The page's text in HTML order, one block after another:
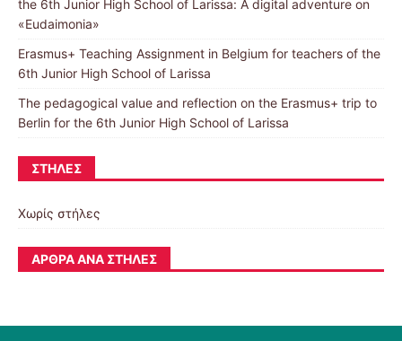
the 6th Junior High School of Larissa: A digital adventure on
«Eudaimonia»
Erasmus+ Teaching Assignment in Belgium for teachers of the
6th Junior High School of Larissa
The pedagogical value and reflection on the Erasmus+ trip to
Berlin for the 6th Junior High School of Larissa
ΣΤΉΛΕΣ
Χωρίς στήλες
ΆΡΘΡΑ ΑΝΆ ΣΤΉΛΕΣ